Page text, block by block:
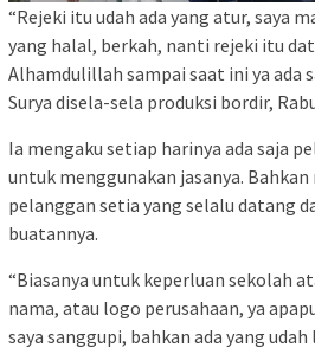
“Rejeki itu udah ada yang atur, saya
yang halal, berkah, nanti rejeki itu
Alhamdulillah sampai saat ini ya ada
Surya disela-sela produksi bordir,
Ia mengaku setiap harinya ada saja
untuk menggunakan jasanya.
pelanggan setia yang selalu datang
buatannya.
“Biasanya untuk keperluan sekolah
nama, atau logo perusahaan, ya
saya sanggupi, bahkan ada yang